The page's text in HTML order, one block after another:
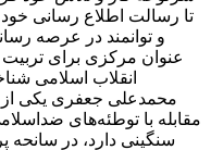
تا رسالت اطلاع رسانی خود
و توانمند در عرصه
عنوان مرکزی برای تربیت
انقلاب اسلامی
محمدعلی جعفری یکی از
مقابله با توطئه‌های